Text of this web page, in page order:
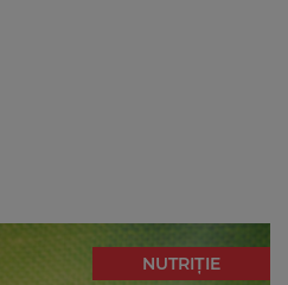
NUTRIȚIE